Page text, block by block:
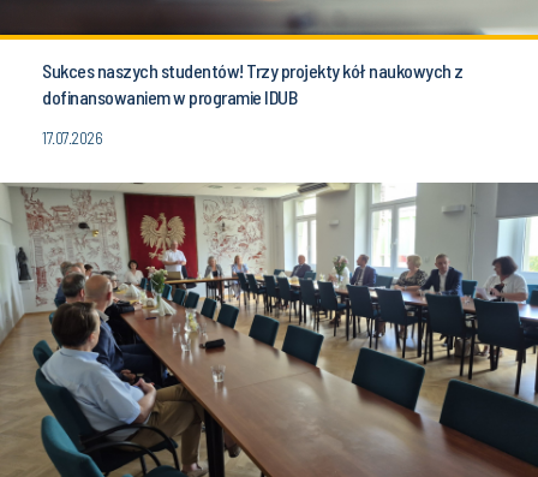
Sukces naszych studentów! Trzy projekty kół naukowych z
dofinansowaniem w programie IDUB
17.07.2026